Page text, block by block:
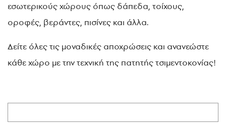
εσωτερικούς χώρους όπως δάπεδα, τοίχους,
οροφές, βεράντες, πισίνες και άλλα.
Δείτε όλες τις μοναδικές αποχρώσεις και ανανεώστε
κάθε χώρο με την τεχνική της πατητής τσιμεντοκονίας!